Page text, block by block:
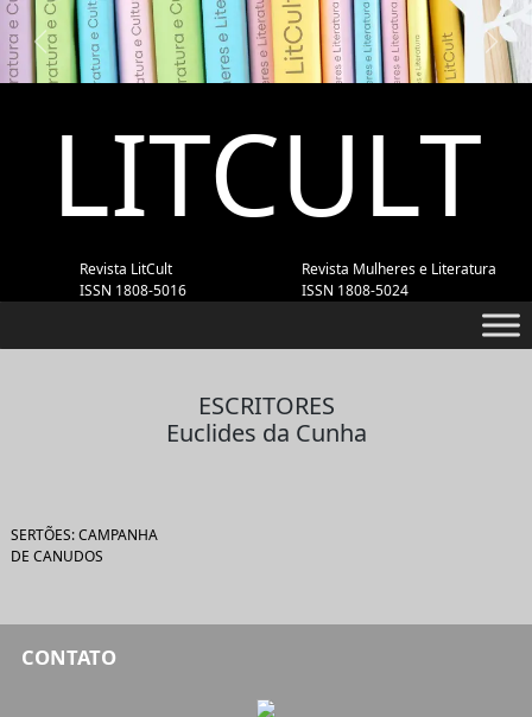
Previous Next
LITCULT
Revista LitCult
ISSN 1808-5016
Revista Mulheres e Literatura
ISSN 1808-5024
ESCRITORES
Euclides da Cunha
SERTÕES: CAMPANHA
DE CANUDOS
CONTATO